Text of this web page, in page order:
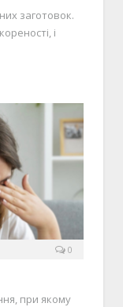
заготовок.
і
0
при якому